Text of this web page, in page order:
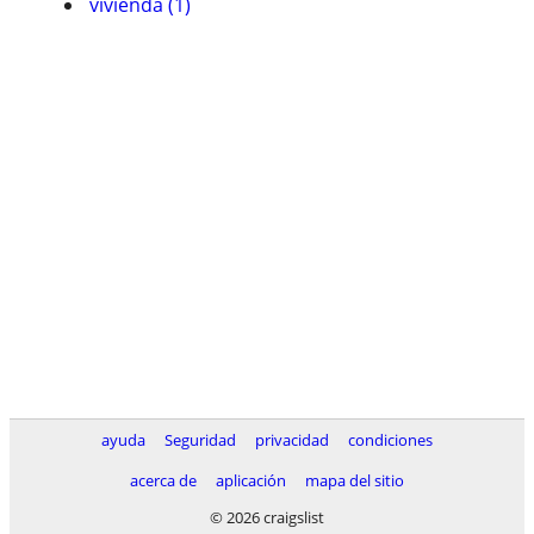
ayuda Seguridad privacidad
condiciones
acerca de
aplicación
mapa del sitio
© 2026 craigslist